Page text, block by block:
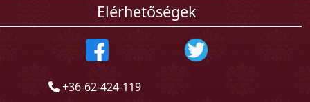
Elérhetőségek
+36-62-424-119